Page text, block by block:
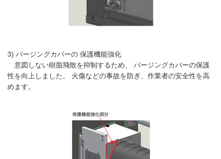
3) パージングカバーの 保護機能強化
意図しない樹脂飛散を抑制するため、 パージングカバーの保護
性を向上しました。 火傷などの事故を防ぎ、作業者の安全性を高
めます。